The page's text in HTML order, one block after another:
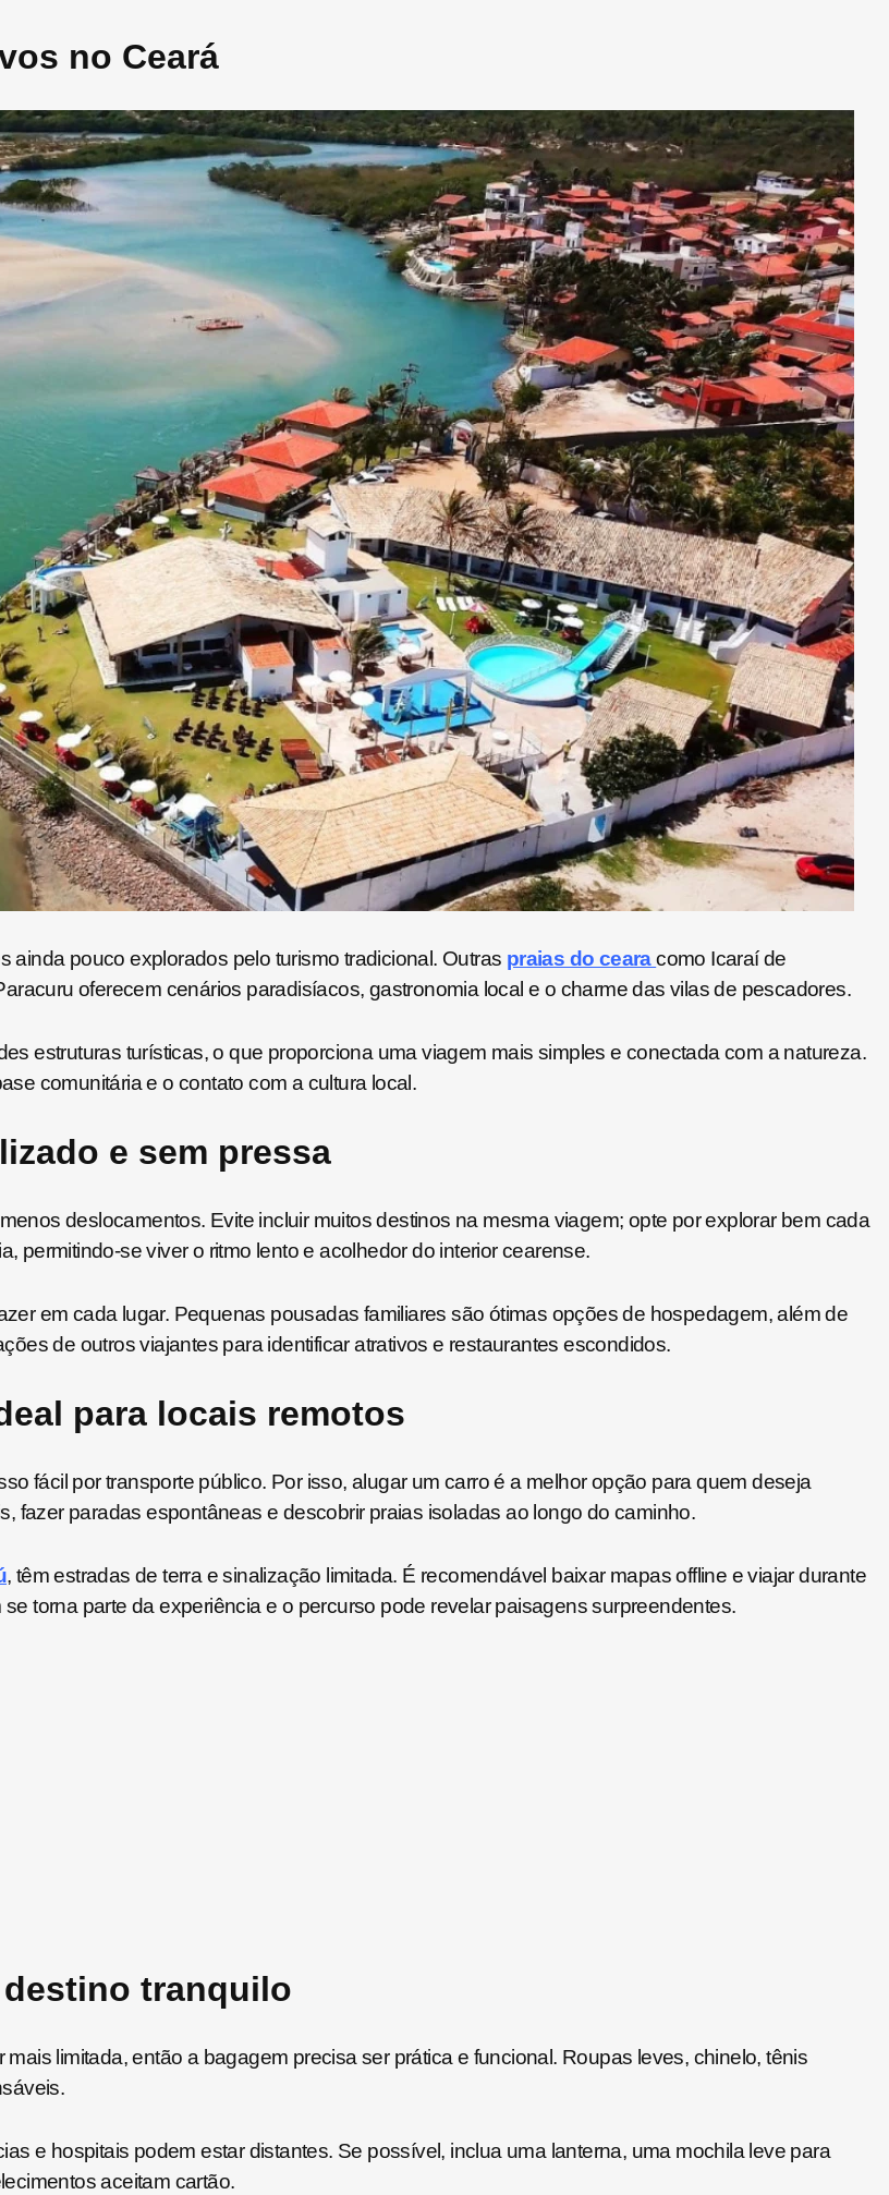
no Ceará
ainda pouco explorados pelo turismo tradicional. Outras praias do cearacomo Icaraí de
oferecem cenários paradisíacos, gastronomia local e o charme das vilas de pescadores.
estruturas turísticas, o que proporciona uma viagem mais simples e conectada com a natureza.
comunitária e o contato com a cultura local.
e sem pressa
deslocamentos. Evite incluir muitos destinos na mesma viagem; opte por explorar bem cada
permitindo-se viver o ritmo lento e acolhedor do interior cearense.
em cada lugar. Pequenas pousadas familiares são ótimas opções de hospedagem, além de
de outros viajantes para identificar atrativos e restaurantes escondidos.
para locais remotos
fácil por transporte público. Por isso, alugar um carro é a melhor opção para quem deseja
fazer paradas espontâneas e descobrir praias isoladas ao longo do caminho.
, têm estradas de terra e sinalização limitada. É recomendável baixar mapas offline e viajar durante
torna parte da experiência e o percurso pode revelar paisagens surpreendentes.
destino tranquilo
limitada, então a bagagem precisa ser prática e funcional. Roupas leves, chinelo, tênis
e hospitais podem estar distantes. Se possível, inclua uma lanterna, uma mochila leve para
aceitam cartão.